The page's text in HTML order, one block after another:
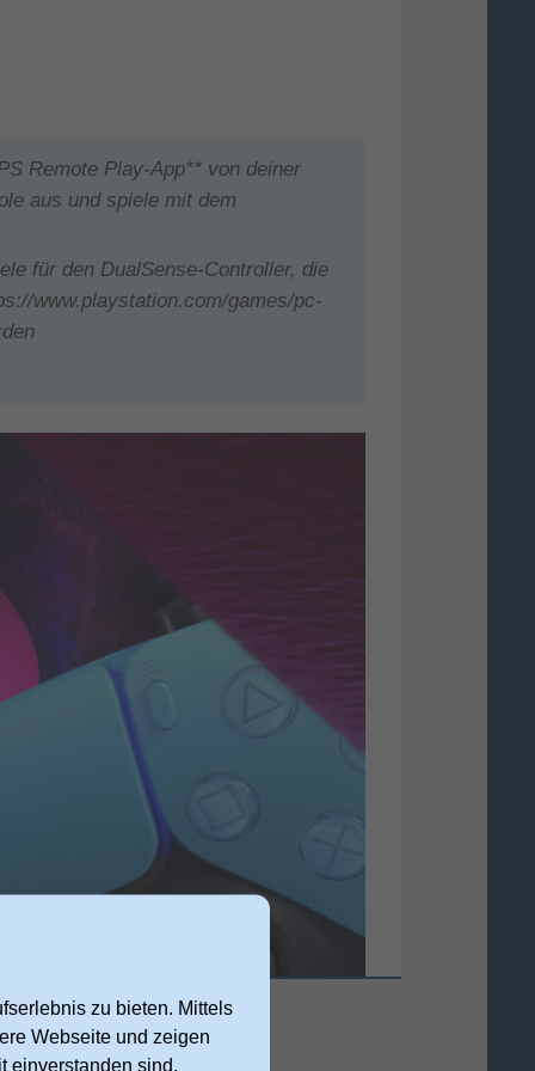
Remote Play-App** von deiner
aus und spiele mit dem
für den DualSense-Controller, die
www.playstation.com/games/pc-
zu bieten. Mittels
Webseite und zeigen
einverstanden sind,